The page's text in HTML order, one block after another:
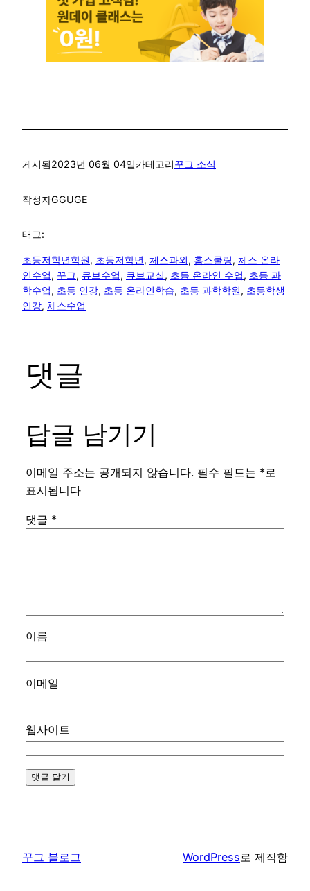
게시됨2023년 06월 04일카테고리꾸그 소식
작성자GGUGE
태그:
초등저학년학원, 초등저학년, 체스과외, 홈스쿨링, 체스 온라
인수업, 꾸그, 큐브수업, 큐브교실, 초등 온라인 수업, 초등 과
학수업, 초등 인강, 초등 온라인학습, 초등 과학학원, 초등학생
인강, 체스수업
댓글
답글 남기기
이메일 주소는 공개되지 않습니다. 필수 필드는 *로
표시됩니다
댓글 *
이름
이메일
웹사이트
꾸그 블로그 WordPress로 제작함